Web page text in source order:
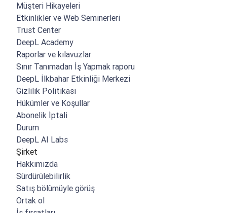
Müşteri Hikayeleri
Etkinlikler ve Web Seminerleri
Trust Center
DeepL Academy
Raporlar ve kılavuzlar
Sınır Tanımadan İş Yapmak raporu
DeepL İlkbahar Etkinliği Merkezi
Gizlilik Politikası
Hükümler ve Koşullar
Abonelik İptali
Durum
DeepL AI Labs
Şirket
Hakkımızda
Sürdürülebilirlik
Satış bölümüyle görüş
Ortak ol